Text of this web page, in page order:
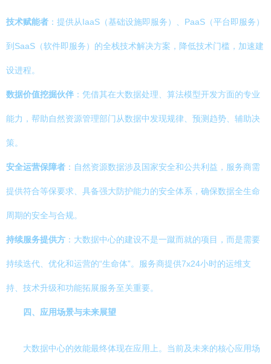
技术赋能者 ：提供从IaaS（基础设施即服务）、PaaS（平台即服务）
到SaaS（软件即服务）的全栈技术解决方案，降低技术门槛，加速建
设进程。
数据价值挖掘伙伴 ：凭借其在大数据处理、算法模型开发方面的专业
能力，帮助自然资源管理部门从数据中发现规律、预测趋势、辅助决
策。
安全运营保障者 ：自然资源数据涉及国家安全和公共利益，服务商需
提供符合等保要求、具备强大防护能力的安全体系，确保数据全生命
周期的安全与合规。
持续服务提供方 ：大数据中心的建设不是一蹴而就的项目，而是需要
持续迭代、优化和运营的“生命体”。服务商提供7x24小时的运维支
持、技术升级和功能拓展服务至关重要。
四、应用场景与未来展望
大数据中心的效能最终体现在应用上。当前及未来的核心应用场